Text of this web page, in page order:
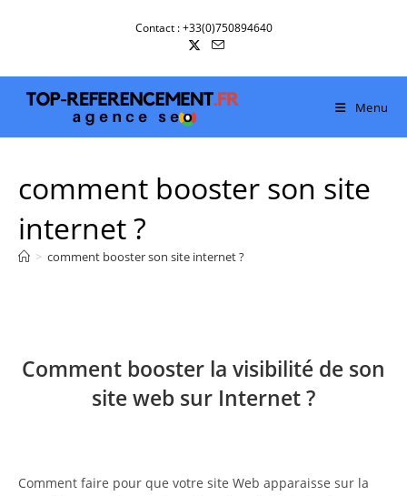
Contact : +33(0)750894640
Menu
comment booster son site
internet ?
> comment booster son site internet ?
Comment booster la visibilité de son
site web sur Internet ?
Comment faire pour que votre site Web apparaisse sur la